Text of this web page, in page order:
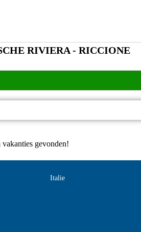
RIVIERA - RICCIONE
vakanties gevonden!
Italie